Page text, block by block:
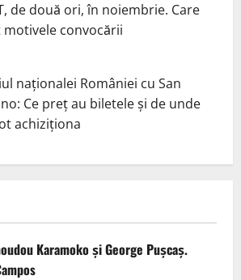
de două ori, în noiembrie. Care
motivele convocării
naționalei României cu San
Ce preț au biletele și de unde
achiziționa
Karamoko și George Pușcaș.